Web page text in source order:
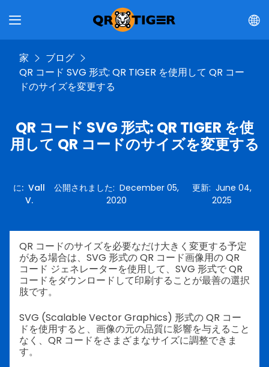
家
ブログ
QR コード SVG 形式: QR TIGER を使用して QR コー
ドのサイズを変更する
QR コード SVG 形式: QR TIGER を使
用して QR コードのサイズを変更する
に: Vall
V.
公開されました: December 05,
2020
更新: June 04,
2025
QR コードのサイズを必要なだけ大きく変更する予定
がある場合は、SVG 形式の QR コード画像用の QR
コード ジェネレーターを使用して、SVG 形式で QR
コードをダウンロードして印刷することが最善の選択
肢です。
SVG (Scalable Vector Graphics) 形式の QR コー
ドを使用すると、画像の元の品質に影響を与えること
なく、QR コードをさまざまなサイズに調整できま
す。